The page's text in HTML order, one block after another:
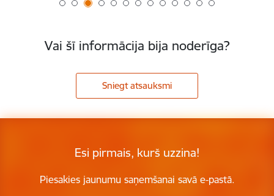
Vai šī informācija bija noderīga?
Sniegt atsauksmi
Esi pirmais, kurš uzzina!
Piesakies jaunumu saņemšanai savā e-pastā.